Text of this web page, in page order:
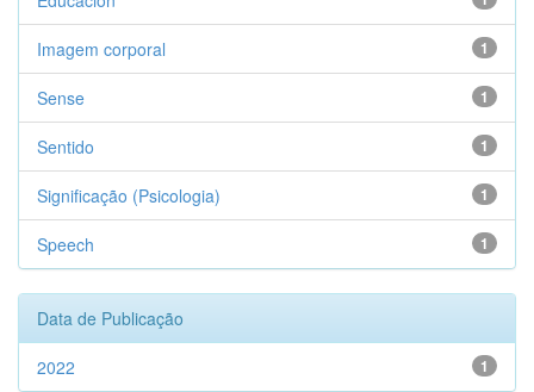
1
Imagem corporal
1
Sense
1
Sentido
1
Significação (Psicologia)
1
Speech
Data de Publicação
1
2022